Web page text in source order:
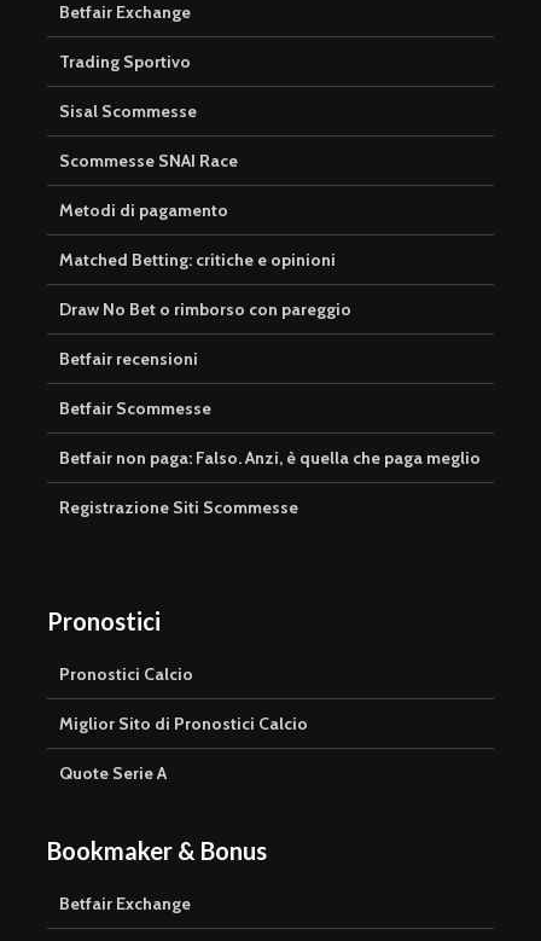
Betfair Exchange
Trading Sportivo
Sisal Scommesse
Scommesse SNAI Race
Metodi di pagamento
Matched Betting: critiche e opinioni
Draw No Bet o rimborso con pareggio
Betfair recensioni
Betfair Scommesse
Betfair non paga: Falso. Anzi, è quella che paga meglio
Registrazione Siti Scommesse
Pronostici
Pronostici Calcio
Miglior Sito di Pronostici Calcio
Quote Serie A
Bookmaker & Bonus
Betfair Exchange